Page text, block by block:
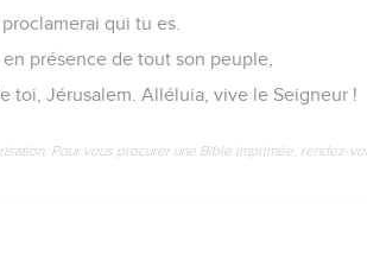
qui tu es.
présence de tout son peuple,
toi, Jérusalem. Alléluia, vive le Seigneur !
Pour vous procurer une Bible imprimée, rendez-